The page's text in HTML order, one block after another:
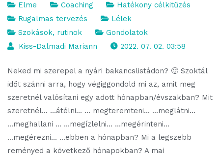
Elme
Coaching
Hatékony célkitűzés
Rugalmas tervezés
Lélek
Szokások, rutinok
Gondolatok
Kiss-Dalmadi Mariann
2022. 07. 02. 03:58
Neked mi szerepel a nyári bakancslistádon? 🙂 Szoktál
időt szánni arra, hogy végiggondold mi az, amit meg
szeretnél valósítani egy adott hónapban/évszakban? Mit
szeretnél... ...átélni... ... megteremteni... ...meglátni...
...meghallani ... ...megízlelni... ...megérinteni...
...megérezni... ...ebben a hónapban? Mi a legszebb
reményed a következő hónapokban? A mai